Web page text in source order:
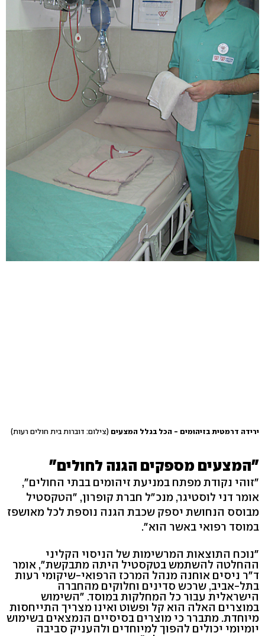
ירידה דרמטית בזיהומים - הכל בגלל המצעים (צילום: דוברות בית חולים רעות)
"המצעים מספקים הגנה לחולים"
"זוהי נקודת מפתח במניעת זיהומים בבתי החולים",
אומר דני לוסטיגר, מנכ"ל חברת קופרון, "הטקסטיל
מבוסס הנחושת יספק שכבת הגנה נוספת לכל מאושפז
במוסד רפואי באשר הוא".
"נוכח התוצאות המרשימות של הניסוי הקליני
ההחלטה להשתמש בטקסטיל היתה מתבקשת", אומר
ד"ר ניסים אוחנה מנהל המרכז הרפואי-שיקומי רעות
בתל-אביב, שרכש סדינים וחלוקים מהחברה
הישראלית עבור כל המחלקות במוסד. "השימוש
במוצרים האלה הוא קל ופשוט ואינו מצריך התייחסות
מיוחדת. מתברר כי מוצרים בסיסיים הנמצאים בשימוש
יומיומי יכולים להפוך למיוחדים ולהעניק סביבה